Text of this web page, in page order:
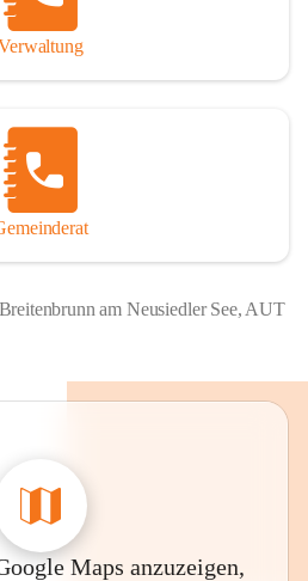
am Neusiedler See, AUT
Maps anzuzeigen,